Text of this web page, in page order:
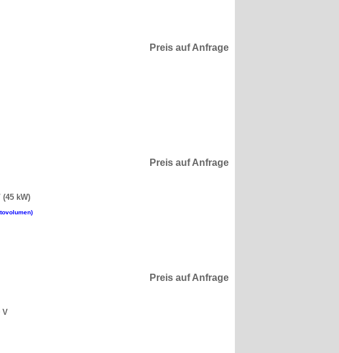
Preis auf Anfrage
Preis auf Anfrage
(45 kW)
Preis auf Anfrage
V